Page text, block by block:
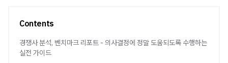
Contents
경쟁사 분석, 벤치마크 리포트 - 의사결정에 정말 도움되도록 수행하는
실전 가이드